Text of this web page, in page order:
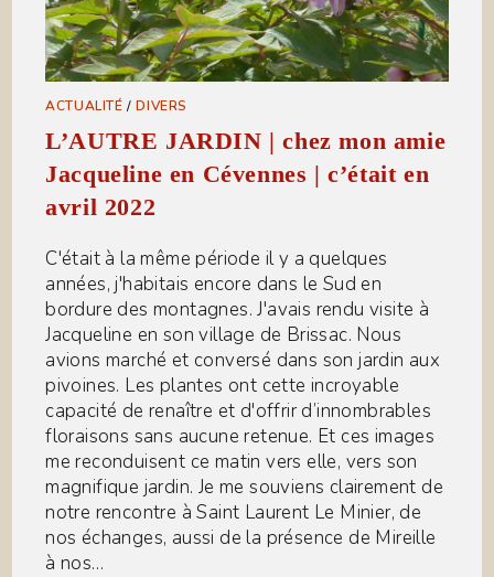
ACTUALITÉ /DIVERS
L’AUTRE JARDIN | chez mon amie
Jacqueline en Cévennes | c’était en
avril 2022
C'était à la même période il y a quelques
années, j'habitais encore dans le Sud en
bordure des montagnes. J'avais rendu visite à
Jacqueline en son village de Brissac. Nous
avions marché et conversé dans son jardin aux
pivoines. Les plantes ont cette incroyable
capacité de renaître et d'offrir d’innombrables
floraisons sans aucune retenue. Et ces images
me reconduisent ce matin vers elle, vers son
magnifique jardin. Je me souviens clairement de
notre rencontre à Saint Laurent Le Minier, de
nos échanges, aussi de la présence de Mireille
à nos…